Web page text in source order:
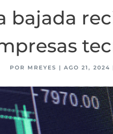
bajada
POR MREYES | AGO 21, 2024